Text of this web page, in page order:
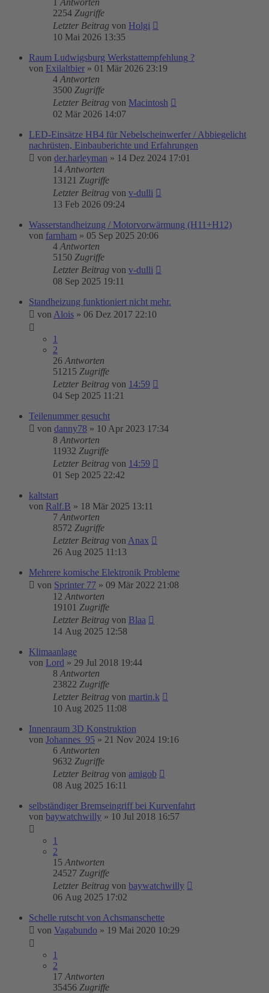
Antworten
2254 Zugriffe
Letzter Beitrag von Holgi
10 Mai 2026 13:35
Raum Ludwigsburg Werkstattempfehlung ?
von Exilaltbier » 01 Mär 2026 23:19
4 Antworten
3500 Zugriffe
Letzter Beitrag von Macintosh
02 Mär 2026 14:07
LED-Einsätze HB4 für Nebelscheinwerfer / Abbiegelicht
nachrüsten, Einbauberichte und Erfahrungen
von der.harleyman » 14 Dez 2024 17:01
14 Antworten
13121 Zugriffe
Letzter Beitrag von v-dulli
13 Feb 2026 09:24
Wasserstandheizung / Motorvorwärmung (H11+H12)
von farnham » 05 Sep 2025 20:06
4 Antworten
5150 Zugriffe
Letzter Beitrag von v-dulli
08 Sep 2025 19:11
Standheizung funktioniert nicht mehr.
von Alois » 06 Dez 2017 22:10
1
2
26 Antworten
51215 Zugriffe
Letzter Beitrag von 14:59
04 Sep 2025 11:21
Teilenummer gesucht
von danny78 » 10 Apr 2023 17:34
8 Antworten
11932 Zugriffe
Letzter Beitrag von 14:59
01 Sep 2025 22:42
kaltstart
von Ralf.B » 18 Mär 2025 13:11
7 Antworten
8572 Zugriffe
Letzter Beitrag von Anax
26 Aug 2025 11:13
Mehrere komische Elektronik Probleme
von Sprinter 77 » 09 Mär 2022 21:08
12 Antworten
19101 Zugriffe
Letzter Beitrag von Blaa
14 Aug 2025 12:58
Klimaanlage
von Lord » 29 Jul 2018 19:44
8 Antworten
23822 Zugriffe
Letzter Beitrag von martin.k
10 Aug 2025 11:08
Innenraum 3D Konstruktion
von Johannes_95 » 21 Nov 2024 19:16
6 Antworten
9632 Zugriffe
Letzter Beitrag von amigob
08 Aug 2025 16:11
selbständiger Bremseingriff bei Kurvenfahrt
von baywatchwilly » 10 Jul 2018 16:57
1
2
15 Antworten
24527 Zugriffe
Letzter Beitrag von baywatchwilly
06 Aug 2025 17:02
Schelle rutscht von Achsmanschette
von Vagabundo » 19 Mai 2020 10:29
1
2
17 Antworten
35456 Zugriffe